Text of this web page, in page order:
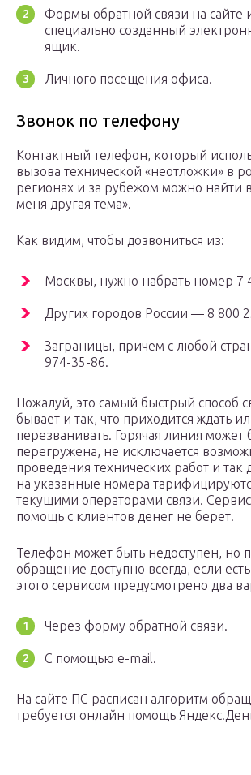
Формы обратной связи на сайте
специально созданный
ящик.
Личного посещения офиса.
Звонок по телефону
Контактный телефон, который
вызова технической «неотложки» в
регионах и за рубежом можно найти
меня другая тема».
Как видим, чтобы дозвониться из:
Москвы, нужно набрать номер 7
Других городов России — 8 800
Заграницы, причем с любой
974-35-86.
Пожалуй, это самый быстрый способ
бывает и так, что приходится ждать
перезванивать. Горячая линия может
перегружена, не исключается
проведения технических работ и так
на указанные номера
текущими операторами связи.
помощь с клиентов денег не берет.
Телефон может быть недоступен, но
обращение доступно всегда, если
этого сервисом предусмотрено два
Через форму обратной связи.
С помощью e-mail.
На сайте ПС расписан алгоритм
требуется онлайн помощь